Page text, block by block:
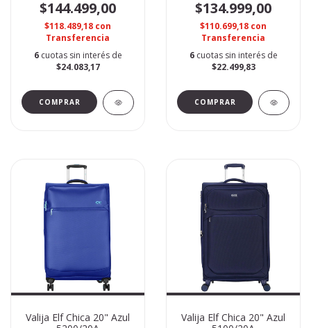
$144.499,00
$118.489,18 con
Transferencia
6 cuotas sin interés de
$24.083,17
$134.999,00
$110.699,18 con
Transferencia
6 cuotas sin interés de
$22.499,83
Valija Elf Chica 20" Azul
Valija Elf Chica 20" Azul